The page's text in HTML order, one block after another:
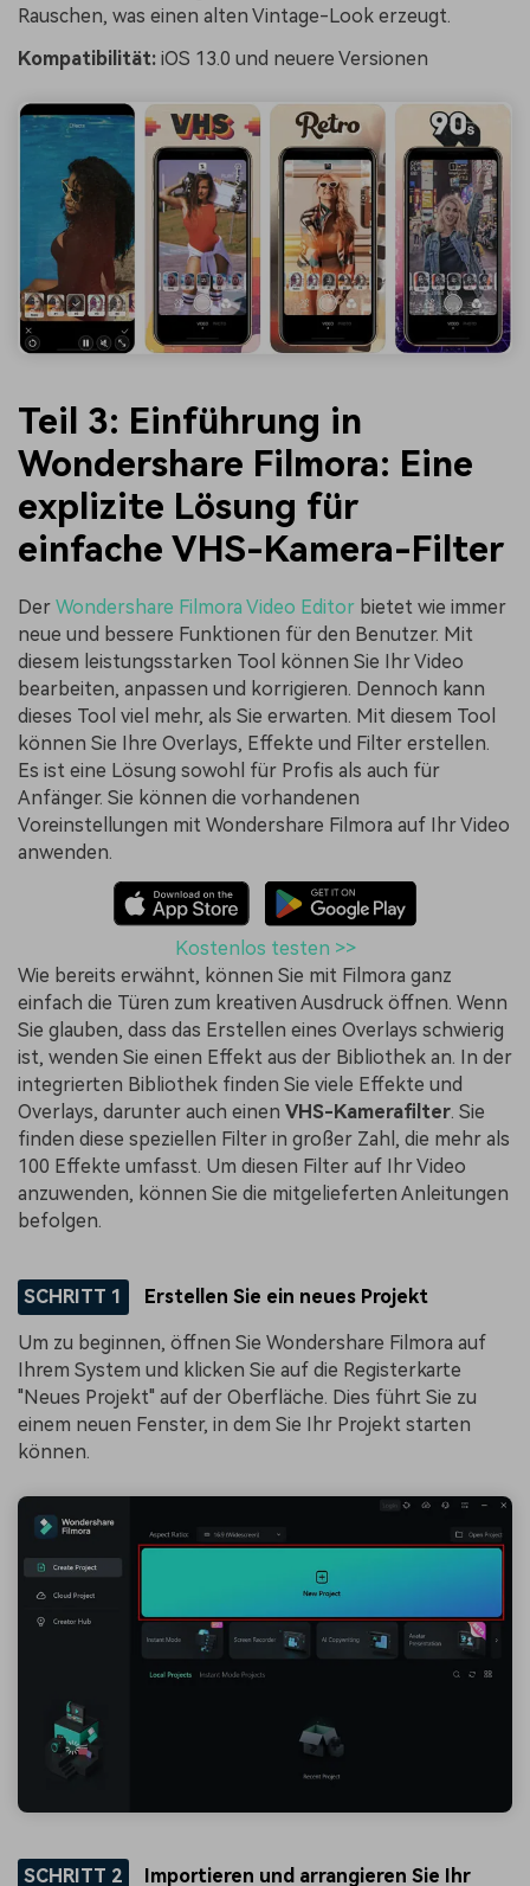
Rauschen, was einen alten Vintage-Look erzeugt.
Kompatibilität: iOS 13.0 und neuere Versionen
Teil 3: Einführung in
Wondershare Filmora: Eine
explizite Lösung für
einfache VHS-Kamera-Filter
Der Wondershare Filmora Video Editor bietet wie immer
neue und bessere Funktionen für den Benutzer. Mit
diesem leistungsstarken Tool können Sie Ihr Video
bearbeiten, anpassen und korrigieren. Dennoch kann
dieses Tool viel mehr, als Sie erwarten. Mit diesem Tool
können Sie Ihre Overlays, Effekte und Filter erstellen.
Es ist eine Lösung sowohl für Profis als auch für
Anfänger. Sie können die vorhandenen
Voreinstellungen mit Wondershare Filmora auf Ihr Video
anwenden.
Kostenlos testen >>
Wie bereits erwähnt, können Sie mit Filmora ganz
einfach die Türen zum kreativen Ausdruck öffnen. Wenn
Sie glauben, dass das Erstellen eines Overlays schwierig
ist, wenden Sie einen Effekt aus der Bibliothek an. In der
integrierten Bibliothek finden Sie viele Effekte und
Overlays, darunter auch einen VHS-Kamerafilter. Sie
finden diese speziellen Filter in großer Zahl, die mehr als
100 Effekte umfasst. Um diesen Filter auf Ihr Video
anzuwenden, können Sie die mitgelieferten Anleitungen
befolgen.
SCHRITT 1 Erstellen Sie ein neues Projekt
Um zu beginnen, öffnen Sie Wondershare Filmora auf
Ihrem System und klicken Sie auf die Registerkarte
"Neues Projekt" auf der Oberfläche. Dies führt Sie zu
einem neuen Fenster, in dem Sie Ihr Projekt starten
können.
SCHRITT 2 Importieren und arrangieren Sie Ihr